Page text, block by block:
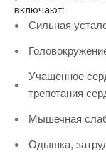
включают:
Сильная
Учащенное
трепетания
Мышечная
Одышка,